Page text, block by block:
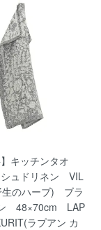
】キッチンタオ
ュドリネン VIL
生のハーブ) ブラ
48×70cm LAP
ラプアン カ